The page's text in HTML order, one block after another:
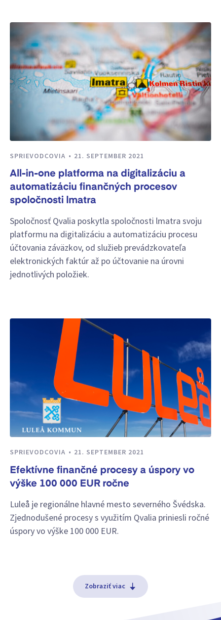
SPRIEVODCOVIA 21. SEPTEMBER 2021
All-in-one platforma na digitalizáciu a
automatizáciu finančných procesov
spoločnosti lmatra
Spoločnosť Qvalia poskytla spoločnosti lmatra svoju
platformu na digitalizáciu a automatizáciu procesu
účtovania záväzkov, od služieb prevádzkovateľa
elektronických faktúr až po účtovanie na úrovni
jednotlivých položiek.
SPRIEVODCOVIA 21. SEPTEMBER 2021
Efektívne finančné procesy a úspory vo
výške 100 000 EUR ročne
Luleå je regionálne hlavné mesto severného Švédska.
Zjednodušené procesy s využitím Qvalia priniesli ročné
úspory vo výške 100 000 EUR.
Zobraziť viac